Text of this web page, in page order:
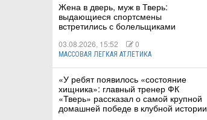
Жена в дверь, муж в Тверь:
выдающиеся спортсмены
встретились с болельщиками
03.08.2026, 15:52 0
МАССОВАЯ ЛЕГКАЯ АТЛЕТИКА
«У ребят появилось «состояние
хищника»: главный тренер ФК
«Тверь» рассказал о самой крупной
домашней победе в клубной истории